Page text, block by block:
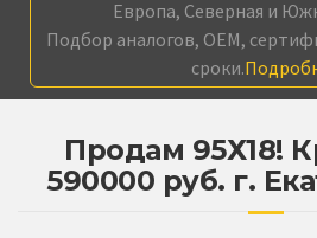
Европа, Северная и
Подбор аналогов, OEM,
сроки.
Продам 95Х18!
590000 руб. г.